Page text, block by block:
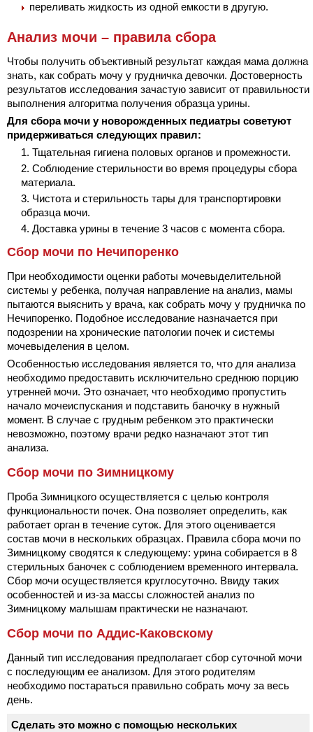
переливать жидкость из одной емкости в другую.
Анализ мочи – правила сбора
Чтобы получить объективный результат каждая мама должна
знать, как собрать мочу у грудничка девочки. Достоверность
результатов исследования зачастую зависит от правильности
выполнения алгоритма получения образца урины.
Для сбора мочи у новорожденных педиатры советуют
придерживаться следующих правил:
Тщательная гигиена половых органов и промежности.
Соблюдение стерильности во время процедуры сбора
материала.
Чистота и стерильность тары для транспортировки
образца мочи.
Доставка урины в течение 3 часов с момента сбора.
Сбор мочи по Нечипоренко
При необходимости оценки работы мочевыделительной
системы у ребенка, получая направление на анализ, мамы
пытаются выяснить у врача, как собрать мочу у грудничка по
Нечипоренко. Подобное исследование назначается при
подозрении на хронические патологии почек и системы
мочевыделения в целом.
Особенностью исследования является то, что для анализа
необходимо предоставить исключительно среднюю порцию
утренней мочи. Это означает, что необходимо пропустить
начало мочеиспускания и подставить баночку в нужный
момент. В случае с грудным ребенком это практически
невозможно, поэтому врачи редко назначают этот тип
анализа.
Сбор мочи по Зимницкому
Проба Зимницкого осуществляется с целью контроля
функциональности почек. Она позволяет определить, как
работает орган в течение суток. Для этого оценивается
состав мочи в нескольких образцах. Правила сбора мочи по
Зимницкому сводятся к следующему: урина собирается в 8
стерильных баночек с соблюдением временного интервала.
Сбор мочи осуществляется круглосуточно. Ввиду таких
особенностей и из-за массы сложностей анализ по
Зимницкому малышам практически не назначают.
Сбор мочи по Аддис-Каковскому
Данный тип исследования предполагает сбор суточной мочи
с последующим ее анализом. Для этого родителям
необходимо постараться правильно собрать мочу за весь
день.
Сделать это можно с помощью нескольких